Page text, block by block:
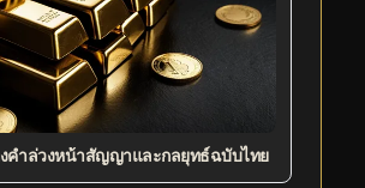
คำล่วงหน้าสัญญาและกลยุทธ์ฉบับไทย